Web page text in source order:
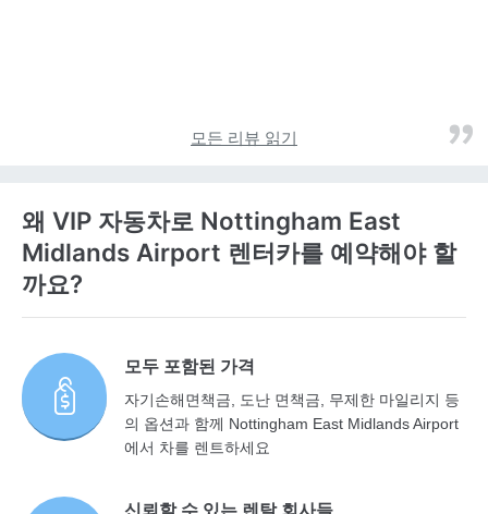
모든 리뷰 읽기
왜 VIP 자동차로 Nottingham East
Midlands Airport 렌터카를 예약해야 할
까요?
모두 포함된 가격
자기손해면책금, 도난 면책금, 무제한 마일리지 등
의 옵션과 함께 Nottingham East Midlands Airport
에서 차를 렌트하세요